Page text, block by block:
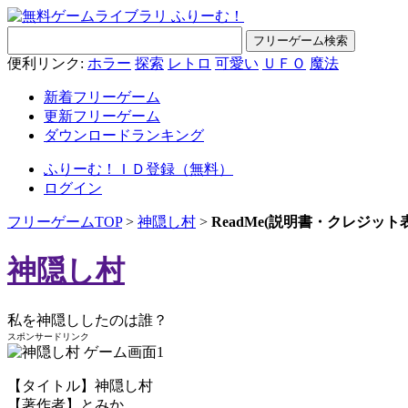
便利リンク: ホラー 探索 レトロ 可愛い ＵＦＯ 魔法
新着フリーゲーム
更新フリーゲーム
ダウンロードランキング
ふりーむ！ＩＤ登録（無料）
ログイン
フリーゲームTOP> 神隠し村 > ReadMe(説明書・クレジット
神隠し村
私を神隠ししたのは誰？
スポンサードリンク
【タイトル】神隠し村
【著作者】とみか